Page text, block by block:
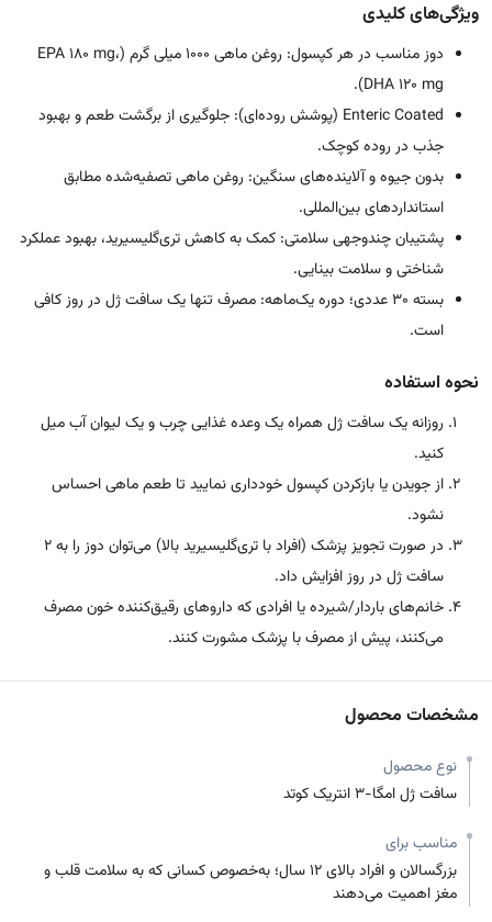
ویژگی‌های کلیدی
دوز ‌مناسب در هر کپسول: روغن ماهی ۱۰۰۰ میلی گرم (EPA ۱۸۰ mg،
DHA ۱۲۰ mg).
Enteric Coated (پوشش روده‌ای): جلوگیری از برگشت طعم و بهبود
جذب در روده کوچک.
بدون جیوه و آلاینده‌های سنگین: روغن ماهی تصفیه‌شده مطابق
استانداردهای بین‌المللی.
پشتیبان چندوجهی سلامتی: کمک به کاهش تری‌گلیسیرید، بهبود عملکرد
شناختی و سلامت بینایی.
بسته ۳۰ عددی؛ دوره یک‌ماهه: مصرف تنها یک سافت ژل در روز کافی
است.
نحوه استفاده
روزانه یک سافت ژل همراه یک وعده غذایی چرب و یک لیوان آب میل
کنید.
از جویدن یا بازکردن کپسول خودداری نمایید تا طعم ماهی احساس
نشود.
در صورت تجویز پزشک (افراد با تری‌گلیسیرید بالا) می‌توان دوز را به ۲
سافت ژل در روز افزایش داد.
خانم‌های باردار/شیرده یا افرادی که داروهای رقیق‌کننده خون مصرف
می‌کنند، پیش از مصرف با پزشک مشورت کنند.
مشخصات محصول
نوع محصول
سافت ژل امگا-۳ انتریک کوتد
مناسب برای
بزرگسالان و افراد بالای ۱۲ سال؛ به‌خصوص کسانی که به سلامت قلب و
مغز اهمیت می‌دهند